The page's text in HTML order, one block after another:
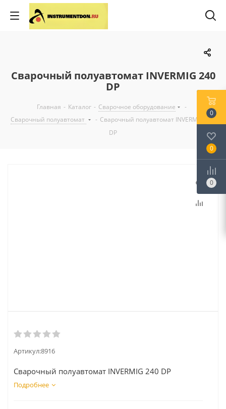
Сварочный полуавтомат INVERMIG 240
DP
Главная - Каталог - Сварочное оборудование
-
Сварочный полуавтомат
- Сварочный полуавтомат INVERMIG 240
DP
Артикул:8916
Сварочный полуавтомат INVERMIG 240 DP
Подробнее
0
0
0